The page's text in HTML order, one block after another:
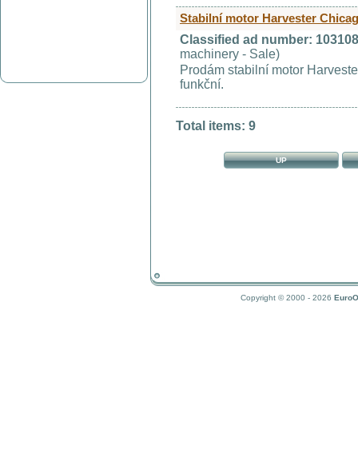
Stabilní motor Harvester
Classified ad number:
machinery - Sale)
Prodám stabilní motor
funkční.
Total items: 9
UP
Copyright © 2000 - 2026